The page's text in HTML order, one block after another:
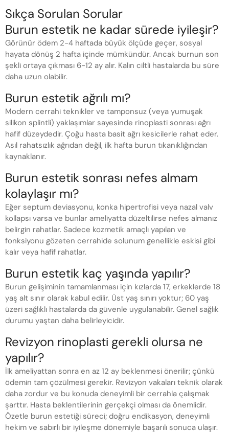
Sıkça Sorulan Sorular
Burun estetik ne kadar sürede iyileşir?
Görünür ödem 2-4 haftada büyük ölçüde geçer, sosyal
hayata dönüş 2 hafta içinde mümkündür. Ancak burnun son
şekli ortaya çıkması 6-12 ay alır. Kalın ciltli hastalarda bu süre
daha uzun olabilir.
Burun estetik ağrılı mı?
Modern cerrahi teknikler ve tamponsuz (veya yumuşak
silikon splintli) yaklaşımlar sayesinde rinoplasti sonrası ağrı
hafif düzeydedir. Çoğu hasta basit ağrı kesicilerle rahat eder.
Asıl rahatsızlık ağrıdan değil, ilk hafta burun tıkanıklığından
kaynaklanır.
Burun estetik sonrası nefes almam
kolaylaşır mı?
Eğer septum deviasyonu, konka hipertrofisi veya nazal valv
kollapsı varsa ve bunlar ameliyatta düzeltilirse nefes almanız
belirgin rahatlar. Sadece kozmetik amaçlı yapılan ve
fonksiyonu gözeten cerrahide solunum genellikle eskisi gibi
kalır veya hafif rahatlar.
Burun estetik kaç yaşında yapılır?
Burun gelişiminin tamamlanması için kızlarda 17, erkeklerde 18
yaş alt sınır olarak kabul edilir. Üst yaş sınırı yoktur; 60 yaş
üzeri sağlıklı hastalarda da güvenle uygulanabilir. Genel sağlık
durumu yaştan daha belirleyicidir.
Revizyon rinoplasti gerekli olursa ne
yapılır?
İlk ameliyattan sonra en az 12 ay beklenmesi önerilir; çünkü
ödemin tam çözülmesi gerekir. Revizyon vakaları teknik olarak
daha zordur ve bu konuda deneyimli bir cerrahla çalışmak
şarttır. Hasta beklentilerinin gerçekçi olması da önemlidir.
Özetle burun estetiği süreci; doğru endikasyon, deneyimli
hekim ve sabırlı bir iyileşme dönemiyle başarılı sonuca ulaşır.